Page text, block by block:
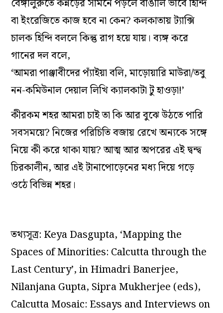
বেঙ্গালুরুতে কন্নড়ের সামনে পড়লে বাঙালি ভাবে হিন্দি
বা ইংরেজিতে কাজ হবে না কেন? কলকাতায় ট্যাক্সি
চালক হিন্দি বললে কিন্তু রাগ হয়ে যায়। ব্যঙ্গ করে
গানের দল বলে,
‘আমরা পাঞ্জাবীদের প্যাঁইয়া বলি, মাড়োয়ারি মাউরা/তবু
নন-কমিউনাল দেয়াল লিখি ক্যালকাটা টু হাওড়া!’
কীরকম শহর আমরা চাই তা কি আর বুঝে উঠতে পারি
সবসময়ে? নিজের পরিচিতি বজায় রেখে অন্যকে সঙ্গে
নিয়ে কী করে থাকা যায়? আত্ম আর অপরের এই দ্বন্দ্ব
চিরকালীন, আর এই টানাপোড়েনের মধ্য দিয়ে গড়ে
ওঠে বিভিন্ন শহর।
তথ্যসূত্র: Keya Dasgupta, ‘Mapping the
Spaces of Minorities: Calcutta through the
Last Century’, in Himadri Banerjee,
Nilanjana Gupta, Sipra Mukherjee (eds),
Calcutta Mosaic: Essays and Interviews on